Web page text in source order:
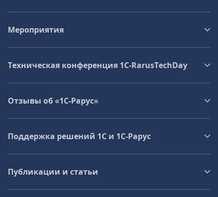
Мероприятия
Техническая конференция 1C‑RarusTechDay
Отзывы об «1С-Рарус»
Поддержка решений 1С и 1С‑Рарус
Публикации и статьи